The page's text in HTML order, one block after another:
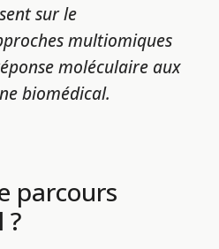
sur le
multiomiques
moléculaire aux
biomédical.
parcours
?